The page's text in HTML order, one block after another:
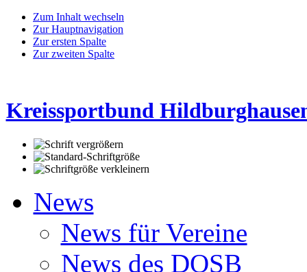
Zum Inhalt wechseln
Zur Hauptnavigation
Zur ersten Spalte
Zur zweiten Spalte
Kreissportbund
News
News für Vereine
News des DOSB